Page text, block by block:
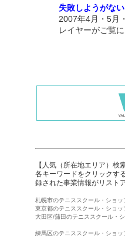
失敗しようがな
2007年4月・5月
レイヤーがご覧
【人気（所在地エリア）検
各キーワードをクリックす
録された事業情報がリスト
札幌市のテニススクール・ショッ
東京都のテニススクール・ショッ
大田区/蒲田のテニススクール・
練馬区のテニススクール・ショッ